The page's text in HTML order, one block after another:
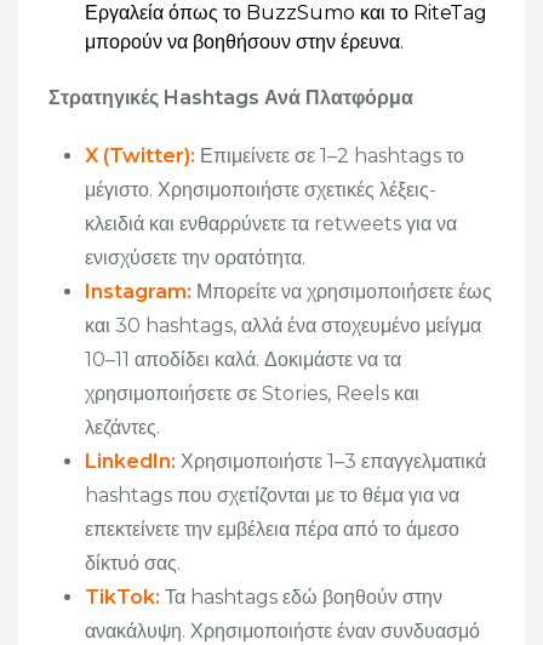
Εργαλεία όπως το BuzzSumo και το RiteTag
μπορούν να βοηθήσουν στην έρευνα.
Στρατηγικές Hashtags Ανά Πλατφόρμα
X (Twitter): Επιμείνετε σε 1–2 hashtags το
μέγιστο. Χρησιμοποιήστε σχετικές λέξεις-
κλειδιά και ενθαρρύνετε τα retweets για να
ενισχύσετε την ορατότητα.
Instagram: Μπορείτε να χρησιμοποιήσετε έως
και 30 hashtags, αλλά ένα στοχευμένο μείγμα
10–11 αποδίδει καλά. Δοκιμάστε να τα
χρησιμοποιήσετε σε Stories, Reels και
λεζάντες.
LinkedIn: Χρησιμοποιήστε 1–3 επαγγελματικά
hashtags που σχετίζονται με το θέμα για να
επεκτείνετε την εμβέλεια πέρα από το άμεσο
δίκτυό σας.
TikTok: Τα hashtags εδώ βοηθούν στην
ανακάλυψη. Χρησιμοποιήστε έναν συνδυασμό